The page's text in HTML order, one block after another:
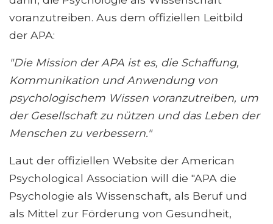
voranzutreiben. Aus dem offiziellen Leitbild
der APA:
"Die Mission der APA ist es, die Schaffung,
Kommunikation und Anwendung von
psychologischem Wissen voranzutreiben, um
der Gesellschaft zu nützen und das Leben der
Menschen zu verbessern."
Laut der offiziellen Website der American
Psychological Association will die "APA die
Psychologie als Wissenschaft, als Beruf und
als Mittel zur Förderung von Gesundheit,